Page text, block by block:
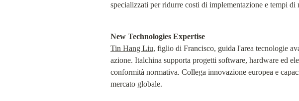
specializzati per ridurre costi di implementazione e tempi di
New Technologies Expertise
Tin Hang Liu, figlio di Francisco, guida l'area tecnologie
azione. Italchina supporta progetti software, hardware ed
conformità normativa. Collega innovazione europea e
mercato globale.